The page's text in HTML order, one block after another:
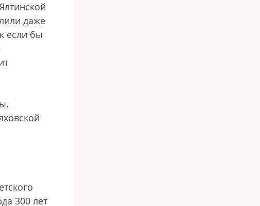
даже
если бы
300 лет